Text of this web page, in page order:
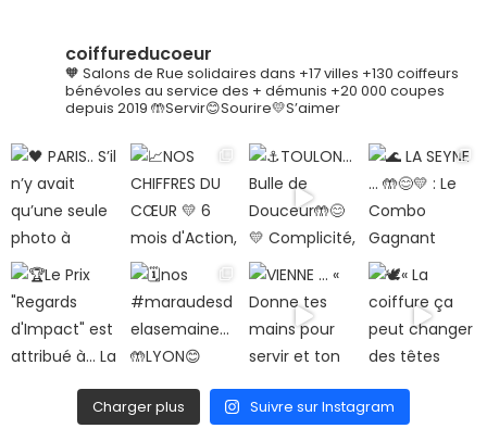
coiffureducoeur
🧡 Salons de Rue solidaires dans +17 villes +130 coiffeurs
bénévoles au service des + démunis +20 000 coupes
depuis 2019 🤲Servir😊Sourire💛S’aimer
Charger plus Suivre sur Instagram